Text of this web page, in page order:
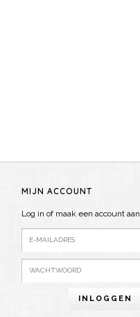
MIJN ACCOUNT
Log in of maak een account aan
INLOGGEN